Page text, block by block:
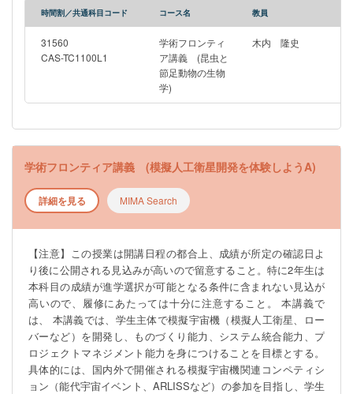
物学の概論（ガイダンス） 4月15日：カイコの生物学〜なぜカイ
コを研究するのか〜 4月22日：昆虫の繁殖戦略と進化 4月29日：
昆虫を通じて学ぶサステナビリティの実現 5月13日：ホルモンが
解き明かす本能行動の謎：進化を紐解く生命の鍵 5月20日：幼虫
は，変態することをいつ，どのように決めるのか？ 5月27日：昆
虫の生態と進化 6月10日：昆虫が匂い・味・フェロモンを感知す
る仕組み 6月17日：昆虫の保全生態学 6月24日：キクイムシ類の
す（２回目以降からの履修を認めない）。事情により１回目の
授業に参加できなかった⼈は、代表担当教員（木内）までメー
ルで連絡し、以後の履修の許可を得てください。履修希望者が
時間割／共通科目コード コース名 教員
31560
CAS-TC1100L1
学術フロンティ
ア講義 (昆虫と
節足動物の生物
学)
木内 隆史
学術フロンティア講義 (模擬人工衛星開発を体験しようA)
詳細を見る MIMA Search
【注意】この授業は開講日程の都合上、成績が所定の確認日よ
り後に公開される見込みが高いので留意すること。特に2年生は
本科目の成績が進学選択が可能となる条件に含まれない見込が
高いので、履修にあたっては十分に注意すること。 本講義で
は、 本講義では、学生主体で模擬宇宙機（模擬人工衛星、ロー
バーなど）を開発し、ものづくり能力、システム統合能力、プ
ロジェクトマネジメント能力を身につけることを目標とする。
具体的には、国内外で開催される模擬宇宙機関連コンペティシ
ョン（能代宇宙イベント、ARLISSなど）の参加を目指し、学生